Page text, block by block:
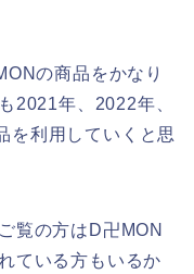
の商品をかなり
2021年、2022年、
を利用していくと思
覧の方はD卍MON
ている方もいるか